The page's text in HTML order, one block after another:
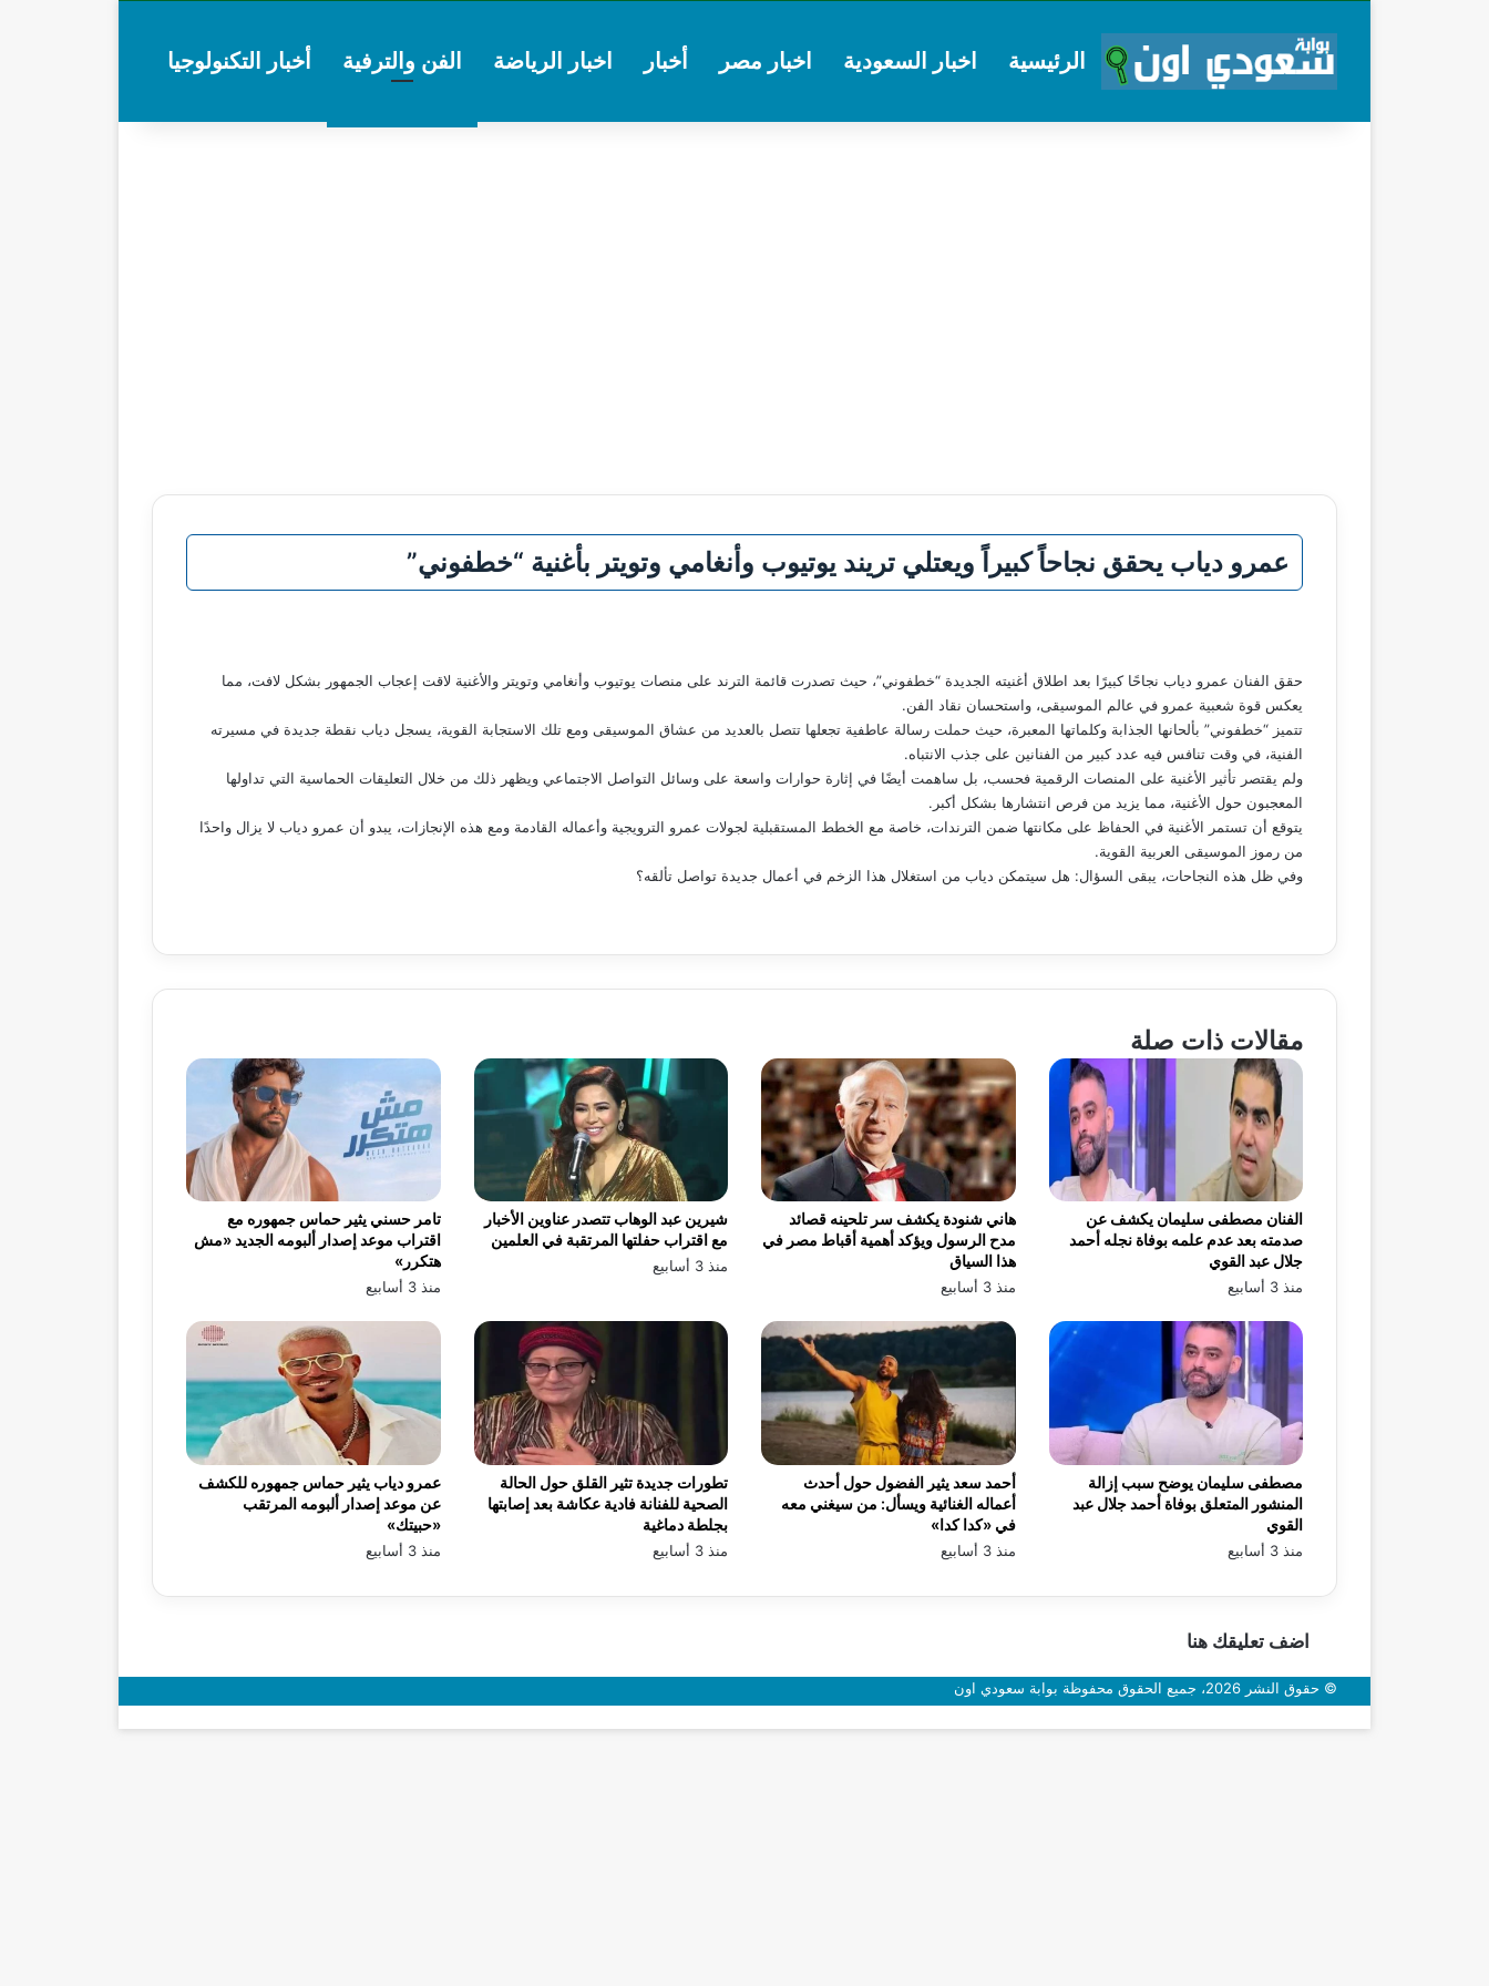
الرئيسية اخبار السعودية اخبار مصر أخبار اخبار الرياضة الفن والترفية أخبار التكنولوجيا
عمرو دياب يحقق نجاحاً كبيراً ويعتلي تريند يوتيوب وأنغامي وتويتر بأغنية “خطفوني”
حقق الفنان عمرو دياب نجاحًا كبيرًا بعد اطلاق أغنيته الجديدة “خطفوني”، حيث تصدرت قائمة الترند على منصات يوتيوب وأنغامي وتويتر والأغنية لاقت إعجاب الجمهور بشكل لافت، مما
يعكس قوة شعبية عمرو في عالم الموسيقى، واستحسان نقاد الفن.
تتميز “خطفوني” بألحانها الجذابة وكلماتها المعبرة، حيث حملت رسالة عاطفية تجعلها تتصل بالعديد من عشاق الموسيقى ومع تلك الاستجابة القوية، يسجل دياب نقطة جديدة في مسيرته
الفنية، في وقت تنافس فيه عدد كبير من الفنانين على جذب الانتباه.
ولم يقتصر تأثير الأغنية على المنصات الرقمية فحسب، بل ساهمت أيضًا في إثارة حوارات واسعة على وسائل التواصل الاجتماعي ويظهر ذلك من خلال التعليقات الحماسية التي تداولها
المعجبون حول الأغنية، مما يزيد من فرص انتشارها بشكل أكبر.
يتوقع أن تستمر الأغنية في الحفاظ على مكانتها ضمن الترندات، خاصة مع الخطط المستقبلية لجولات عمرو الترويجية وأعماله القادمة ومع هذه الإنجازات، يبدو أن عمرو دياب لا يزال واحدًا
من رموز الموسيقى العربية القوية.
وفي ظل هذه النجاحات، يبقى السؤال: هل سيتمكن دياب من استغلال هذا الزخم في أعمال جديدة تواصل تألقه؟
مقالات ذات صلة
تامر حسني يثير حماس جمهوره مع
اقتراب موعد إصدار ألبومه الجديد «مش
هتكرر»
منذ 3 أسابيع
شيرين عبد الوهاب تتصدر عناوين الأخبار
مع اقتراب حفلتها المرتقبة في العلمين
منذ 3 أسابيع
هاني شنودة يكشف سر تلحينه قصائد
مدح الرسول ويؤكد أهمية أقباط مصر في
هذا السياق
منذ 3 أسابيع
الفنان مصطفى سليمان يكشف عن
صدمته بعد عدم علمه بوفاة نجله أحمد
جلال عبد القوي
منذ 3 أسابيع
عمرو دياب يثير حماس جمهوره للكشف
عن موعد إصدار ألبومه المرتقب
«حبيتك»
منذ 3 أسابيع
تطورات جديدة تثير القلق حول الحالة
الصحية للفنانة فادية عكاشة بعد إصابتها
بجلطة دماغية
منذ 3 أسابيع
أحمد سعد يثير الفضول حول أحدث
أعماله الغنائية ويسأل: من سيغني معه
في «كدا كدا»
منذ 3 أسابيع
مصطفى سليمان يوضح سبب إزالة
المنشور المتعلق بوفاة أحمد جلال عبد
القوي
منذ 3 أسابيع
اضف تعليقك هنا
© حقوق النشر 2026، جميع الحقوق محفوظة بوابة سعودي اون